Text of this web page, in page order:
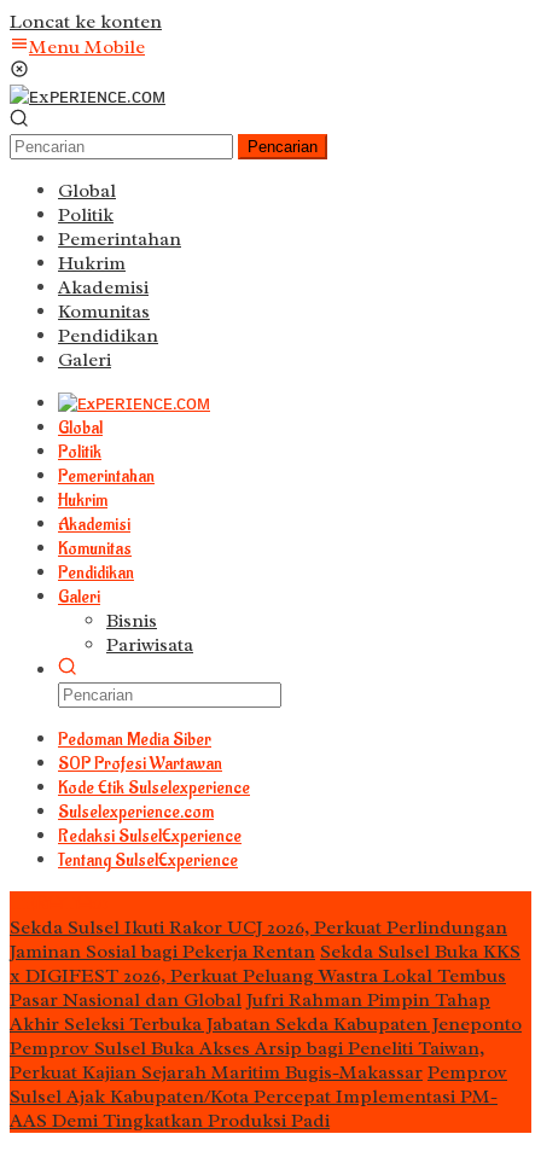
Loncat ke konten
Menu Mobile
Pencarian
Global
Politik
Pemerintahan
Hukrim
Akademisi
Komunitas
Pendidikan
Galeri
Global
Politik
Pemerintahan
Hukrim
Akademisi
Komunitas
Pendidikan
Galeri
Bisnis
Pariwisata
Pedoman Media Siber
S0P Profesi Wartawan
Kode Etik Sulselexperience
Sulselexperience.com
Redaksi SulselExperience
Tentang SulselExperience
Sekda Sulsel Ikuti Rakor UCJ 2026, Perkuat Perlindungan
Jaminan Sosial bagi Pekerja Rentan Sekda Sulsel Buka KKS
x DIGIFEST 2026, Perkuat Peluang Wastra Lokal Tembus
Pasar Nasional dan Global Jufri Rahman Pimpin Tahap
Akhir Seleksi Terbuka Jabatan Sekda Kabupaten Jeneponto
Pemprov Sulsel Buka Akses Arsip bagi Peneliti Taiwan,
Perkuat Kajian Sejarah Maritim Bugis-Makassar Pemprov
Sulsel Ajak Kabupaten/Kota Percepat Implementasi PM-
AAS Demi Tingkatkan Produksi Padi